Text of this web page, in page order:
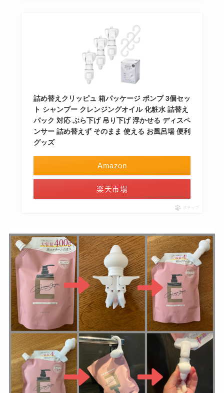
詰め替えクリッピュ 箱パッケージ ポンプ 3個セッ
ト シャンプー クレンジングオイル 化粧水 詰替え
パック 対応 ぶら下げ 吊り下げ 浮かせる ディスペ
ンサー 詰め替えず そのまま 使える お風呂場 便利
グッズ
Amazon
楽天市場
ポチップ